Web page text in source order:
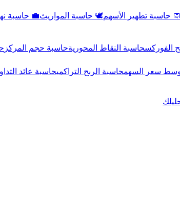
🧼 حاسبة تطهير الأسهم🕊️ حاسبة المواريث💼 حاسبة
الفوركسحاسبة النقاط المحوريةحاسبة حجم المركز
سعر السهمحاسبة الربح التراكميحاسبة عائد